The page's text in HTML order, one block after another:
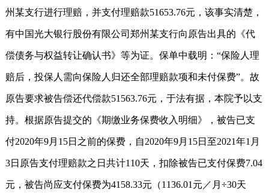
州某支行进行理赔，并支付理赔款51653.76元，该事实清楚，
有中国光大银行股份有限公司郑州某支行向原告出具的《代
偿债务与权益转让确认书》等为证。保单中载明：“保险人理
赔后，投保人需向保险人归还全部理赔款项和未付保费”。故
原告要求被告偿还代偿款51563.76元，于法有据，本院予以支
持。根据原告提交的《期缴业务保费收入明细》，被告已支
付2020年9月15日之前的保费，自2020年9月15日至2021年1月
3日原告支付理赔款之日共计110天，扣除被告已支付保费7.04
元，被告尚应支付保费为4158.33元（1136.01元／月÷30天